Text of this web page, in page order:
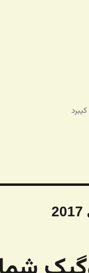
کیبرد